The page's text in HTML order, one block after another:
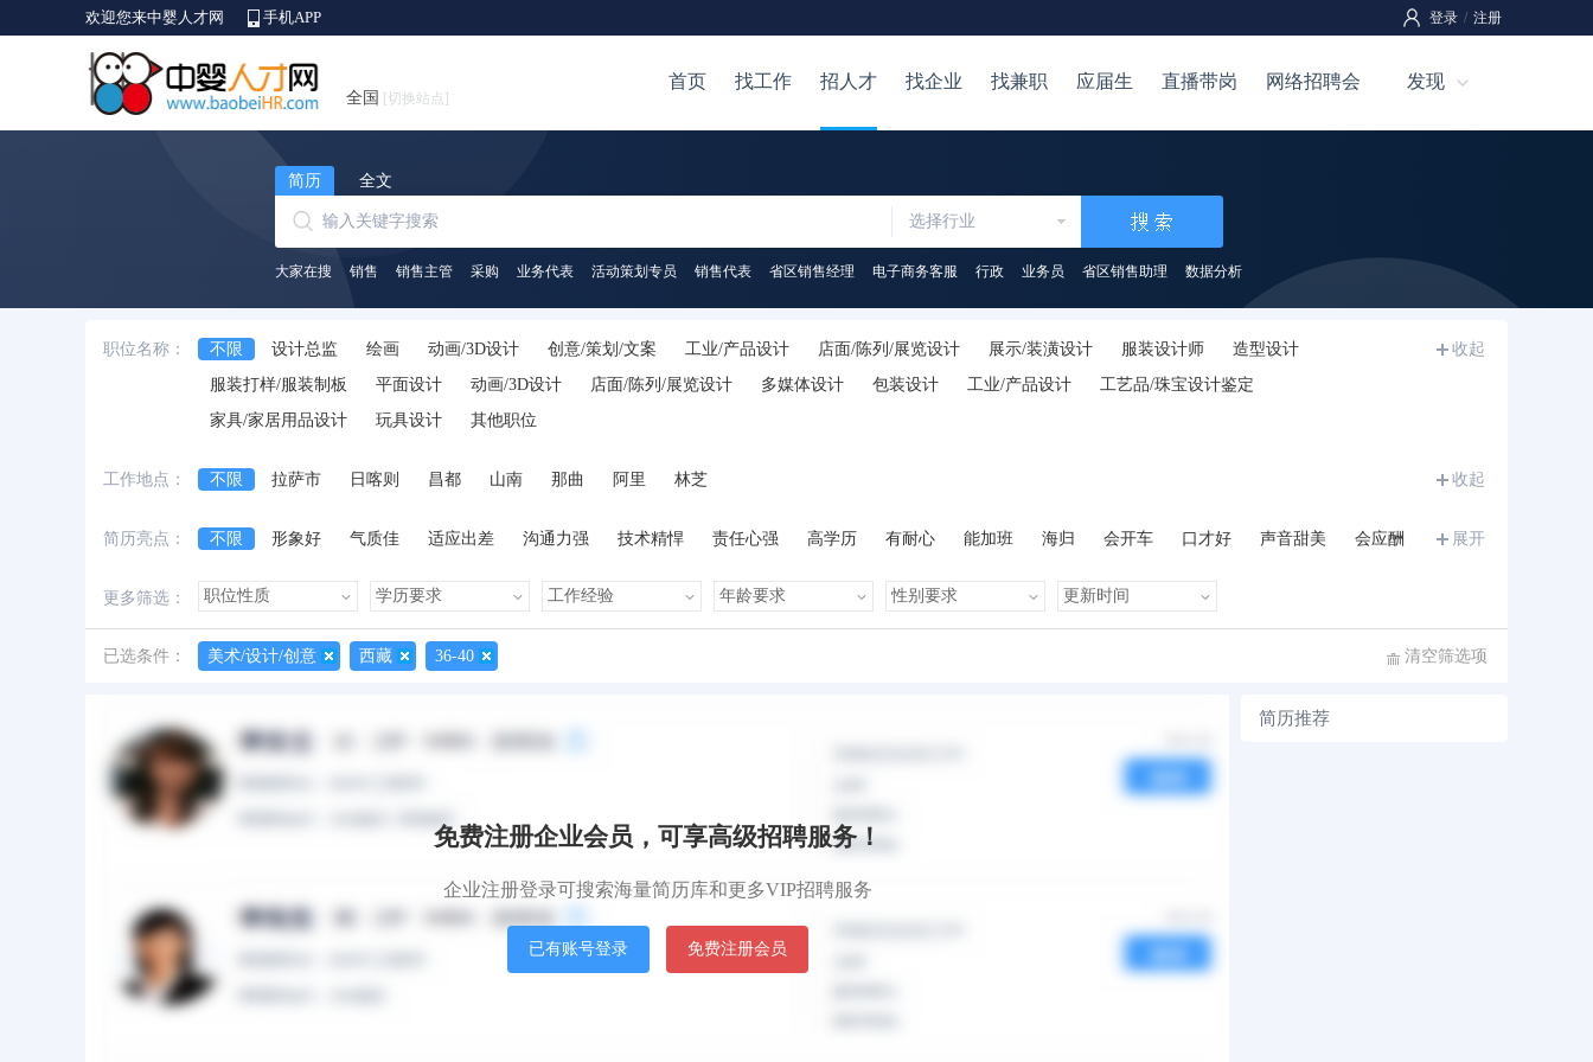
欢迎您来中婴人才网 手机APP 登录 / 注册
全国 [切换站点]
首页 找工作 招人才 找企业 找兼职 应届生 直播带岗 网络招聘会 发现
简历 全文
选择行业
大家在搜 销售 销售主管 采购 业务代表 活动策划专员 销售代表 省区销售经理 电子商务客服 行政 业务员 省区销售助理 数据分析
职位名称： 不限 设计总监 绘画 动画/3D设计 创意/策划/文案 工业/产品设计 店面/陈列/展览设计 展示/装潢设计 服装设计师
造型设计
服装打样/服装制板
平面设计 动画/3D设计 店面/陈列/展览设计 多媒体设计 包装设计 工业/产品设计
工艺品/珠宝设计鉴定
家具/家居用品设计
玩具设计 其他职位
收起
工作地点： 不限 拉萨市 日喀则 昌都 山南 那曲 阿里 林芝 收起
简历亮点： 不限 形象好 气质佳 适应出差 沟通力强 技术精悍 责任心强 高学历 有耐心 能加班 海归 会开车 口才好 声音甜美
会应酬
展开
更多筛选：
已选条件： 美术/设计/创意 西藏 36-40 清空筛选项
所有简历
免费注册企业会员，可享高级招聘服务！
企业注册登录可搜索海量简历库和更多VIP招聘服务
已有账号登录 免费注册会员
简历推荐